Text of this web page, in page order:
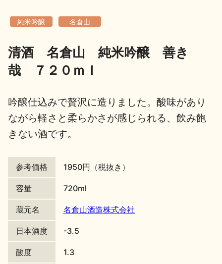
地酒川柳
日本酒の楽しみ方特集
純米吟醸 名倉山
清酒 名倉山 純米吟醸 善き
哉 ７２０ｍｌ
吟醸仕込みで贅沢に造りました。酸味があり
ながら軽さと柔らかさが感じられる、飲み飽
きない酒です。
参考価格 1950円（税抜き）
容量 720ml
蔵元名 名倉山酒造株式会社
日本酒度 -3.5
酸度 1.3